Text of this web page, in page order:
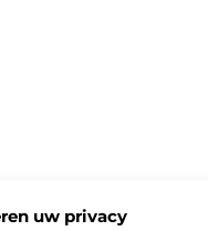
uw privacy